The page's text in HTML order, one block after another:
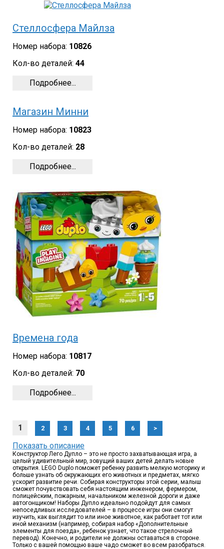
Стеллосфера Майлза
Номер набора: 10826
Кол-во деталей: 44
Подробнее...
Магазин Минни
Номер набора: 10823
Кол-во деталей: 28
Подробнее...
Времена года
Номер набора: 10817
Кол-во деталей: 70
Подробнее...
1 2 3 4 5 6 >
Показать описание
Конструктор Лего Дупло – это не просто захватывающая игра, а
целый удивительный мир, зовущий ваших детей делать новые
открытия. LEGO Duplo поможет ребенку развить мелкую моторику и
больше узнать об окружающих его животных и предметах, мягко
ускорит развитие речи. Собирая конструкторы этой серии, малыш
сможет почувствовать себя настоящим инженером, фермером,
полицейским, пожарным, начальником железной дороги и даже
автогонщиком! Наборы Дупло идеально подойдут для самых
непоседливых исследователей – в процессе игры они смогут
изучить, как выглядит то или иное животное, как работает тот или
иной механизм (например, собирая набор «Дополнительные
элементы для поезда», ребенок узнает, что такое стрелочный
перевод). Конечно, и родители не должны оставаться в стороне.
Только с вашей помощью ваше чадо сможет во всем разобраться.